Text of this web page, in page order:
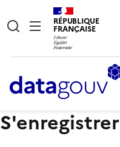
RÉPUBLIQUE
FRANÇAISE
S'enregistrer